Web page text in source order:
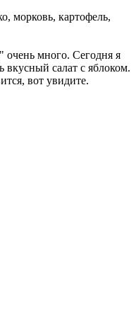
морковь, картофель,
много. Сегодня я
вкусный салат с яблоком.
вот увидите.